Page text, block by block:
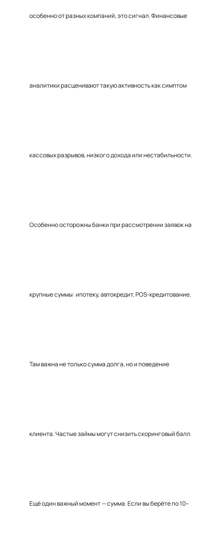
особенно от разных компаний, это сигнал. Финансовые
аналитики расценивают такую активность как симптом
кассовых разрывов, низкого дохода или нестабильности.
Особенно осторожны банки при рассмотрении заявок на
крупные суммы: ипотеку, автокредит, POS-кредитование.
Там важна не только сумма долга, но и поведение
клиента. Частые займы могут снизить скоринговый балл.
Ещё один важный момент — сумма. Если вы берёте по 10–